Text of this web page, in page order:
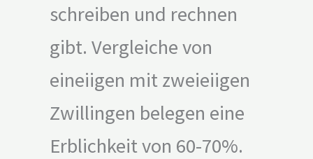
schreiben und rechnen
gibt. Vergleiche von
eineiigen mit zweieiigen
Zwillingen belegen eine
Erblichkeit von 60-70%.